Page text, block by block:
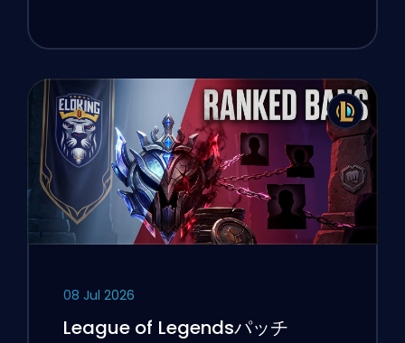
08 Jul 2026
League of Legendsパッチ